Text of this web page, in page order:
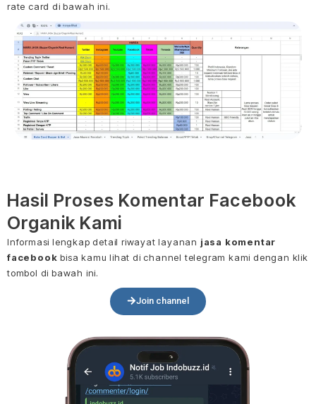
rate card di bawah ini.
Hasil Proses Komentar Facebook
Organik Kami
Informasi lengkap detail riwayat layanan jasa komentar
facebookbisa kamu lihat di channel telegram kami dengan klik
tombol di bawah ini.
Join channel